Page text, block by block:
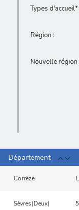
Types d'accueil*
Région :
Nouvelle région
Département
Corrèze
Sèvres(Deux)